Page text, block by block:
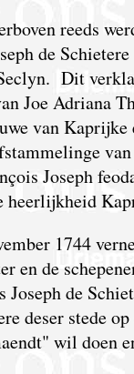
reeds
de
Dit
Joe Adriana
van Kaprijke
Joseph
heerlijkheid
1744
en de
Joseph de
deser stede
wil doen